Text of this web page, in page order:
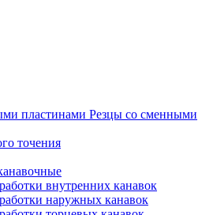
Резцы со сменными
точения
внутренних канавок
наружных канавок